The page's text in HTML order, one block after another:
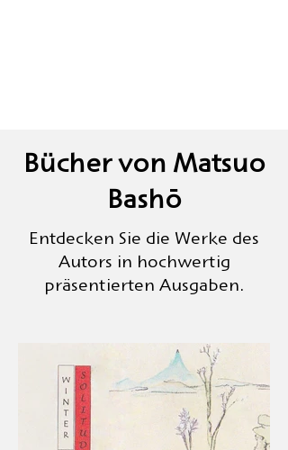
Bücher von Matsuo
Bashō
Entdecken Sie die Werke des
Autors in hochwertig
präsentierten Ausgaben.